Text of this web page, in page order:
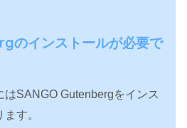
のインストールが必要で
はSANGO Gutenbergをインス
す。